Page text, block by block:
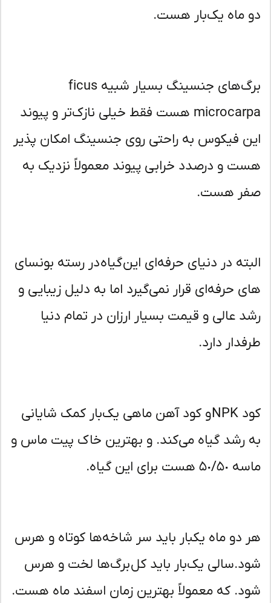
ماه یک‌بار هست.
برگ‌های جنسینگ بسیار شبیه ficus
microcarpa هست فقط خیلی نازک‌تر و پیوند
فیکوس به راحتی روی جنسینگ امکان پذیر
و درصدد خرابی پیوند معمولاً نزدیک به
هست.
در دنیای حرفه‌ای این گیاه در رسته بونسای
حرفه‌ای قرار نمی‌گیرد اما به دلیل زیبایی و
عالی و قیمت بسیار ارزان در تمام دنیا
دارد.
کود NPK و کود آهن ماهی یک‌بار کمک شایانی
رشد گیاه می‌کند. و بهترین خاک پیت ماس و
برای این گیاه.
دو ماه یکبار باید سر شاخه‌ها کوتاه و هرس
یک‌بار باید کل برگ‌ها لخت و هرس
که معمولاً بهترین زمان اسفند ماه هست.